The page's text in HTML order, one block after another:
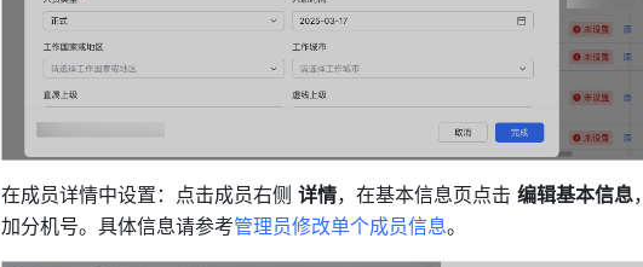
在成员详情中设置：点击成员右侧 详情，在基本信息页点击 编辑基本信息
加分机号。具体信息请参考管理员修改单个成员信息。